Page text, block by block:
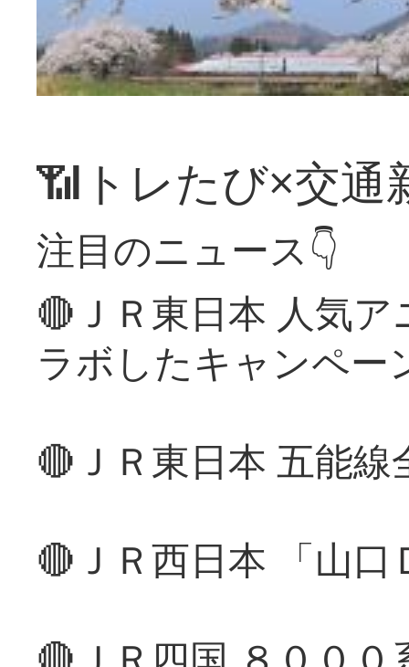
📶トレたび×交通
注目のニュース👇
🔴ＪＲ東日本 人気
ラボしたキャンペー
🔴ＪＲ東日本 五能
🔴ＪＲ西日本 「山